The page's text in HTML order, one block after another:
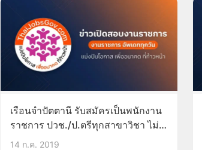
เรือนจำปัตตานี รับสมัครเป็นพนักงาน
ราชการ ปวช./ป.ตรีทุกสาขาวิชา ไม่
ต้องผ่าน กพ ภาค ก 24-31ก.ค.62
14 ก.ค. 2019